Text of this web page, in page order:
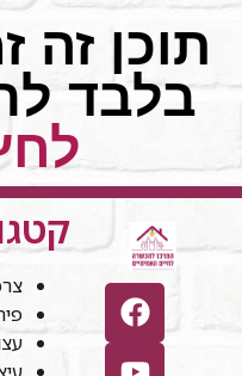
תוכן זה
בלבד